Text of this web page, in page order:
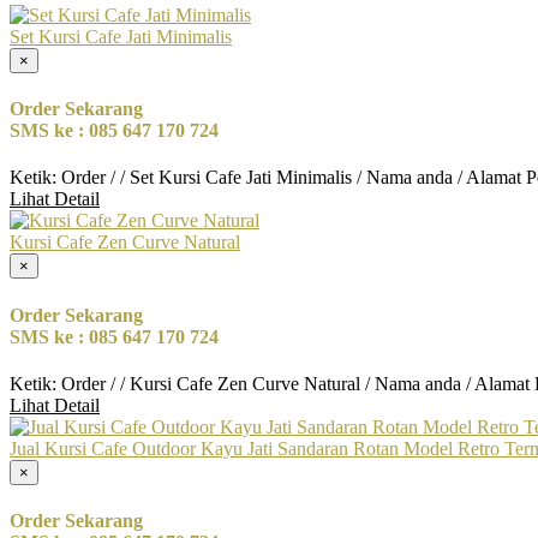
Set Kursi Cafe Jati Minimalis
×
Order Sekarang
SMS ke : 085 647 170 724
Ketik: Order / / Set Kursi Cafe Jati Minimalis / Nama anda / Alamat
Lihat Detail
Kursi Cafe Zen Curve Natural
×
Order Sekarang
SMS ke : 085 647 170 724
Ketik: Order / / Kursi Cafe Zen Curve Natural / Nama anda / Alamat
Lihat Detail
Jual Kursi Cafe Outdoor Kayu Jati Sandaran Rotan Model Retro
×
Order Sekarang